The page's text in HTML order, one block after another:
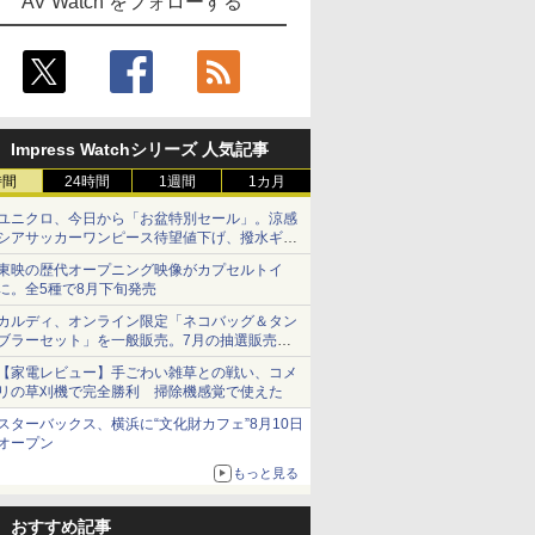
Impress Watchシリーズ 人気記事
24時間 1週間 1カ月
ニクロ、今日から「お盆特別セール」。涼感
アサッカーワンピース待望値下げ、撥水ギア
ョーツは1990円に
映の歴代オープニング映像がカプセルトイ
。全5種で8月下旬発売
ルディ、オンライン限定「ネコバッグ＆タン
ラーセット」を一般販売。7月の抽選販売の
選無効分
家電レビュー】手ごわい雑草との戦い、コメ
の草刈機で完全勝利 掃除機感覚で使えた
ターバックス、横浜に“文化財カフェ”8月10日
ープン
もっと見る
おすすめ記事